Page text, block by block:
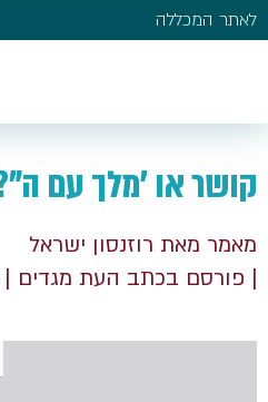
לאתר המכללה
קושר או 'מלך עם
מאמר מאת רוזנסון ישראל
| פורסם בכתב העת מגדים |